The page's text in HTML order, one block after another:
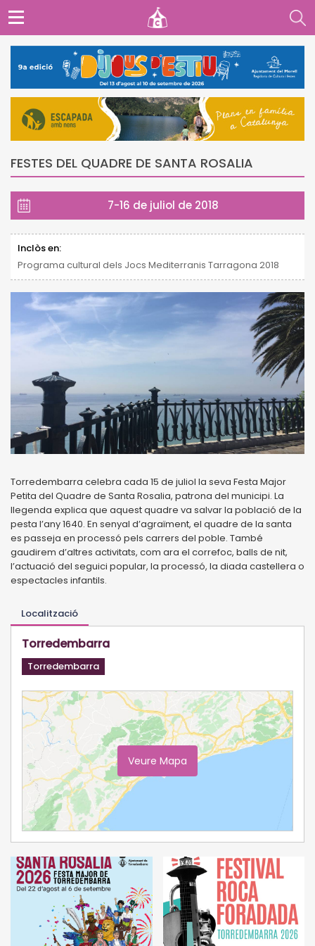
FESTES DEL QUADRE DE SANTA ROSALIA
7-16 de juliol de 2018
Inclòs en:
Programa cultural dels Jocs Mediterranis Tarragona 2018
Torredembarra celebra cada 15 de juliol la seva Festa Major
Petita del Quadre de Santa Rosalia, patrona del municipi. La
llegenda explica que aquest quadre va salvar la població de la
pesta l’any 1640. En senyal d’agraïment, el quadre de la santa
es passeja en processó pels carrers del poble. També
gaudirem d’altres activitats, com ara el correfoc, balls de nit,
l’actuació del seguici popular, la processó, la diada castellera o
espectacles infantils.
Localització
Torredembarra
Torredembarra
Veure Mapa